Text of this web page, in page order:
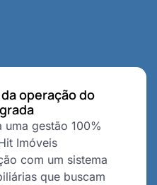
operação do
uma gestão 100%
Imóveis
com um sistema
que buscam